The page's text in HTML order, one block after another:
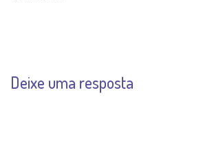
Deixe uma resposta